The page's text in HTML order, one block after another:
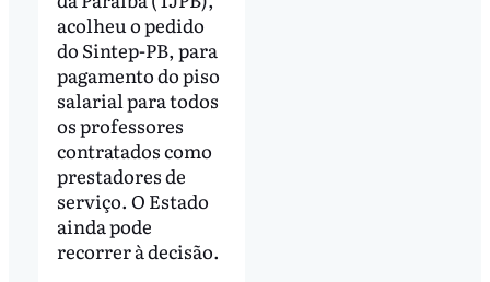
acolheu o pedido
do Sintep-PB, para
pagamento do piso
salarial para todos
os professores
contratados como
prestadores de
serviço. O Estado
ainda pode
recorrer à decisão.